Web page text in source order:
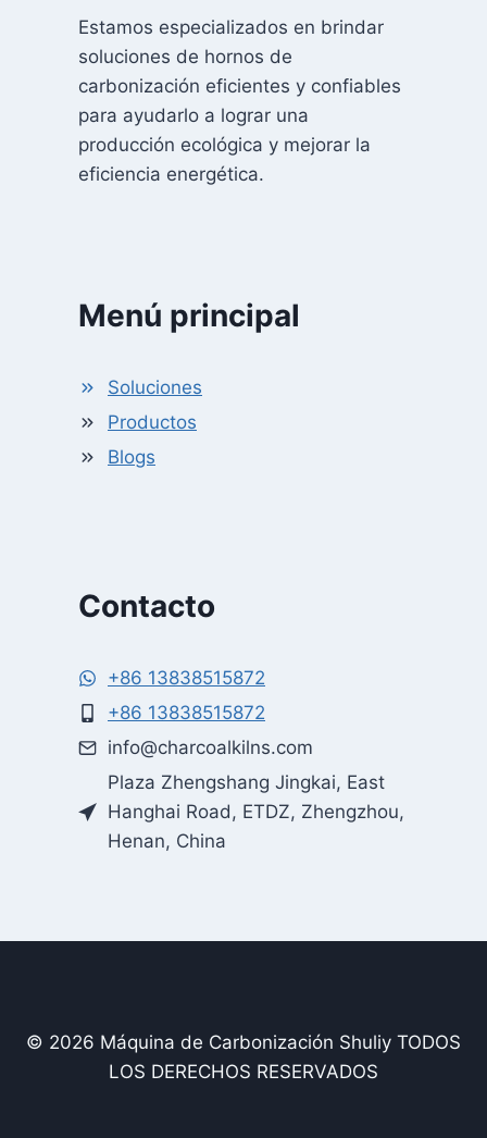
Estamos especializados en brindar
soluciones de hornos de
carbonización eficientes y confiables
para ayudarlo a lograr una
producción ecológica y mejorar la
eficiencia energética.
Menú principal
Soluciones
Productos
Blogs
Contacto
+86 13838515872
+86 13838515872
info@charcoalkilns.com
Plaza Zhengshang Jingkai, East
Hanghai Road, ETDZ, Zhengzhou,
Henan, China
© 2026 Máquina de Carbonización Shuliy TODOS
LOS DERECHOS RESERVADOS